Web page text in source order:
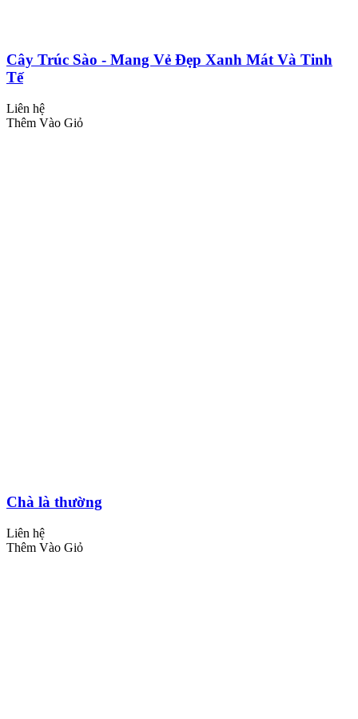
Cây Trúc Sào - Mang Vẻ Đẹp Xanh Mát Và Tinh
Tế
Liên hệ
Thêm Vào Giỏ
Chà là thường
Liên hệ
Thêm Vào Giỏ